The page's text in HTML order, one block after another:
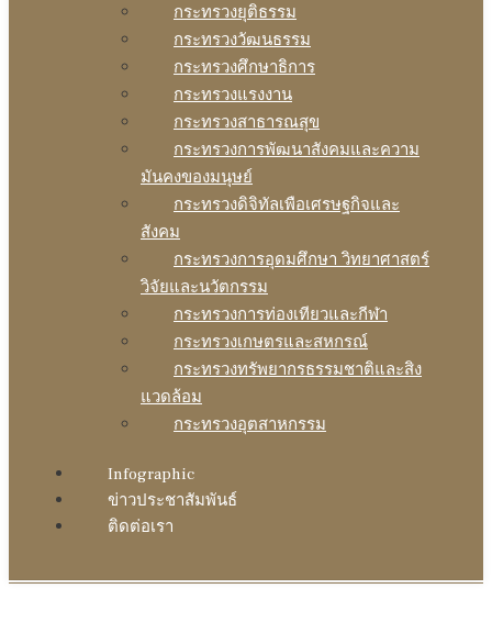
กระทรวงยุติธรรม
กระทรวงวัฒนธรรม
กระทรวงศึกษาธิการ
กระทรวงแรงงาน
กระทรวงสาธารณสุข
กระทรวงการพัฒนาสังคมและความ
มันคงของมนุษย์
กระทรวงดิจิทัลเพือเศรษฐกิจและ
สังคม
กระทรวงการอุดมศึกษา วิทยาศาสตร์
วิจัยและนวัตกรรม
กระทรวงการท่องเทียวและกีฬา
กระทรวงเกษตรและสหกรณ์
กระทรวงทรัพยากรธรรมชาติและสิง
แวดล้อม
กระทรวงอุตสาหกรรม
Infographic
ข่าวประชาสัมพันธ์
ติดต่อเรา